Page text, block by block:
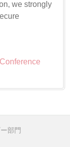
we strongly
部門